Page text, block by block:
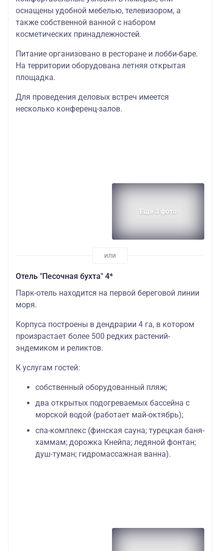
оснащены удобной мебелью, телевизором, а
также собственной ванной с набором
косметических принадлежностей.
Питание организовано в ресторане и лобби-баре.
На территории оборудована летняя открытая
площадка.
Для проведения деловых встреч имеется
несколько конференц-залов.
Еще 3 фото
Отель "Песочная бухта" 4*
Парк-отель находится на первой береговой линии
моря.
Корпуса построены в дендрарии 4 га, в котором
произрастает более 500 редких растений-
эндемиком и реликтов.
К услугам гостей:
собственный оборудованный пляж;
два открытых подогреваемых бассейна с
морской водой (работает май-октябрь);
спа-комплекс (финская сауна; турецкая баня-
хаммам; дорожка Кнейпа; ледяной фонтан;
душ-туман; гидромассажная ванна).